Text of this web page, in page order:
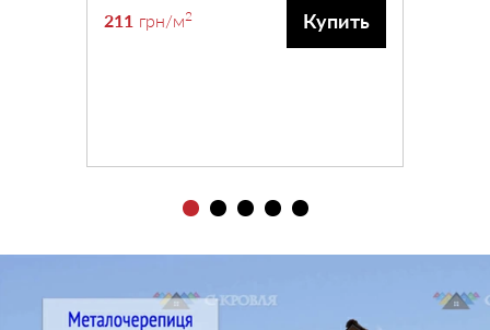
211 грн/м2 Купить